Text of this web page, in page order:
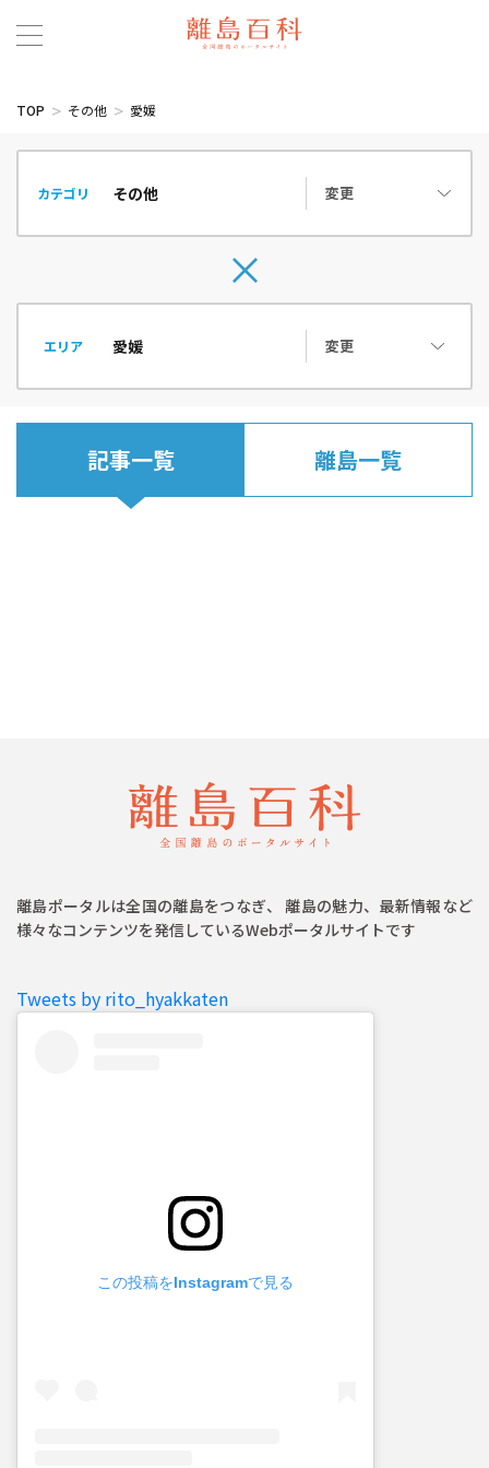
TOP その他 愛媛
カテゴリ 変更
エリア 変更
記事一覧 離島一覧
離島ポータルは全国の離島をつなぎ、 離島の魅力、最新情報など
様々なコンテンツを発信しているWebポータルサイトです
Tweets by rito_hyakkaten
この投稿をInstagramで見る